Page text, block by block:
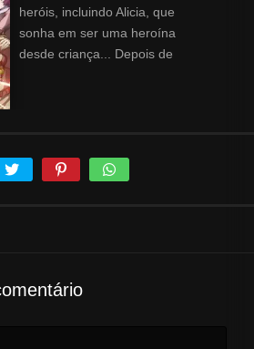
heróis, incluindo Alicia, que
sonha em ser uma heroína
desde criança... Depois de
uma maneira de salvar a
humanidade: confiar um único